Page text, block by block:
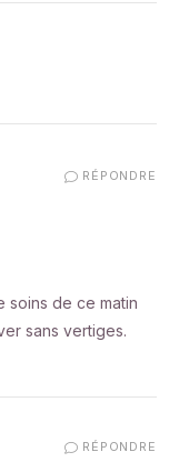
RÉPONDRE
soins de ce matin
sans vertiges.
RÉPONDRE